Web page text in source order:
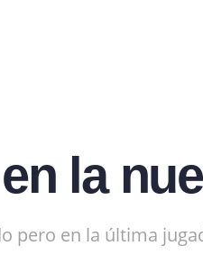
la
pero en la última